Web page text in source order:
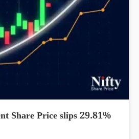
Share Price slips 29.81%